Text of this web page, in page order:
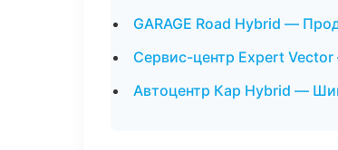
GARAGE Road Hybrid —
Сервис-центр Expert
Автоцентр Кар Hybrid —